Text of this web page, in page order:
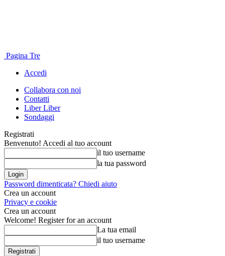
Pagina Tre
Accedi
Collabora con noi
Contatti
Liber Liber
Sondaggi
Registrati
Benvenuto! Accedi al tuo account
il tuo username
la tua password
Password dimenticata? Chiedi aiuto
Crea un account
Privacy e cookie
Crea un account
Welcome! Register for an account
La tua email
il tuo username